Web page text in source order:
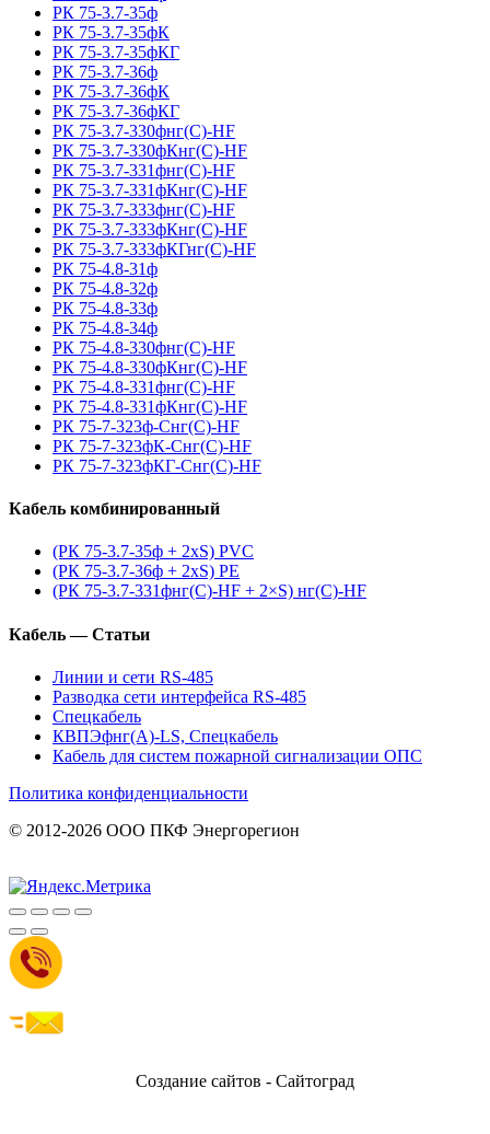
РК 75-3.7-35ф
РК 75-3.7-35фК
РК 75-3.7-35фКГ
РК 75-3.7-36ф
РК 75-3.7-36фК
РК 75-3.7-36фКГ
РК 75-3.7-330фнг(С)-HF
РК 75-3.7-330фКнг(С)-HF
РК 75-3.7-331фнг(С)-HF
РК 75-3.7-331фКнг(С)-HF
РК 75-3.7-333фнг(С)-HF
РК 75-3.7-333фКнг(С)-HF
РК 75-3.7-333фКГнг(С)-HF
РК 75-4.8-31ф
РК 75-4.8-32ф
РК 75-4.8-33ф
РК 75-4.8-34ф
РК 75-4.8-330фнг(С)-HF
РК 75-4.8-330фКнг(С)-HF
РК 75-4.8-331фнг(С)-HF
РК 75-4.8-331фКнг(С)-HF
РК 75-7-323ф-Снг(С)-HF
РК 75-7-323фК-Снг(С)-HF
РК 75-7-323фКГ-Снг(С)-HF
Кабель комбинированный
(РК 75-3.7-35ф + 2xS) PVC
(РК 75-3.7-36ф + 2xS) PE
(РК 75-3.7-331фнг(С)-HF + 2×S) нг(С)-HF
Кабель — Статьи
Линии и сети RS-485
Разводка сети интерфейса RS-485
Спецкабель
КВПЭфнг(А)-LS, Спецкабель
Кабель для систем пожарной сигнализации ОПС
Политика конфиденциальности
© 2012-2026 ООО ПКФ Энергорегион
Создание сайтов - Сайтоград